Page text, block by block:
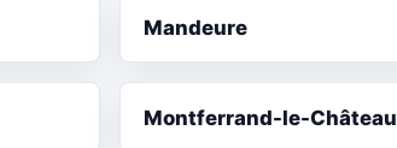
Mandeure
Montferrand-le-Château